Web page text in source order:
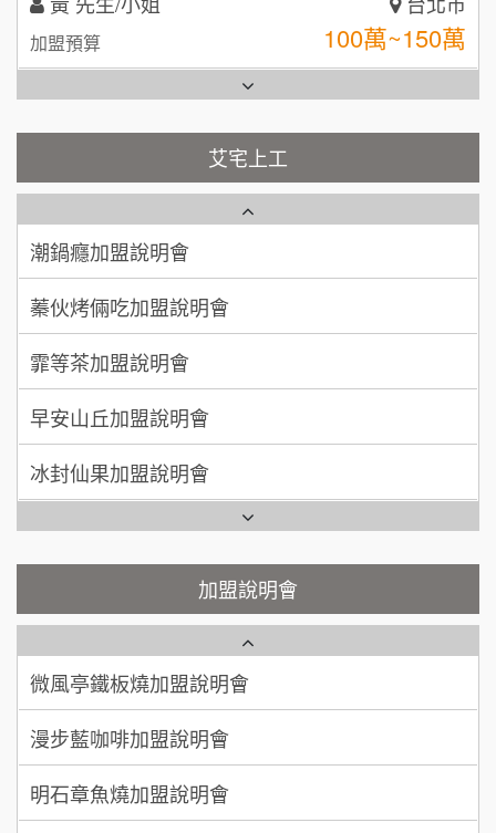
加盟預算 100萬 ~ 200萬
吳 先生/小姐 屏東縣
加盟預算 100萬~200萬
周 先生/小姐 台北
加盟預算 100萬 ~150萬
徐 先生/小姐 新北市
加盟預算
何 先生/小姐
加盟預算
呂 先生/小姐
加盟預算 200萬~400萬
顏 先生/小姐 台北市
廖 先生/小姐 高雄市
加盟預算
艾宅上工
台灣G湯加盟說明會
NU PASTA義大利麵加盟說明會
潮鍋癮加盟說明會
蓁伙烤倆吃加盟說明會
霏等茶加盟說明會
早安山丘加盟說明會
冰封仙果加盟說明會
Ramble Café 漫步藍咖啡加盟說明會
微風亭鐵板燒加盟說明會
【曉妍美妝】誠徵行政櫃檯
自助洗衣店誠徵代洗收送人員(台中市)
MUSHEN徵SPA美容芳療師
日十。早午食加盟說明會
加盟說明會
藍象廷泰式火鍋加盟說明會
日十。早午食加盟說明會
上宇林加盟說明會
莫尼早餐Morni加盟說明會
手作功夫茶加盟說明會
SHARE TEA歇腳亭加盟說明會
潮味決-湯滷專門店加盟說明會
鮮茶道加盟說明會
微風亭鐵板燒加盟說明會
漫步藍咖啡加盟說明會
明石章魚燒加盟說明會
出櫃加盟說明會